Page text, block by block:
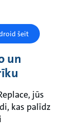
šeit
un
jūs
kas palīdz